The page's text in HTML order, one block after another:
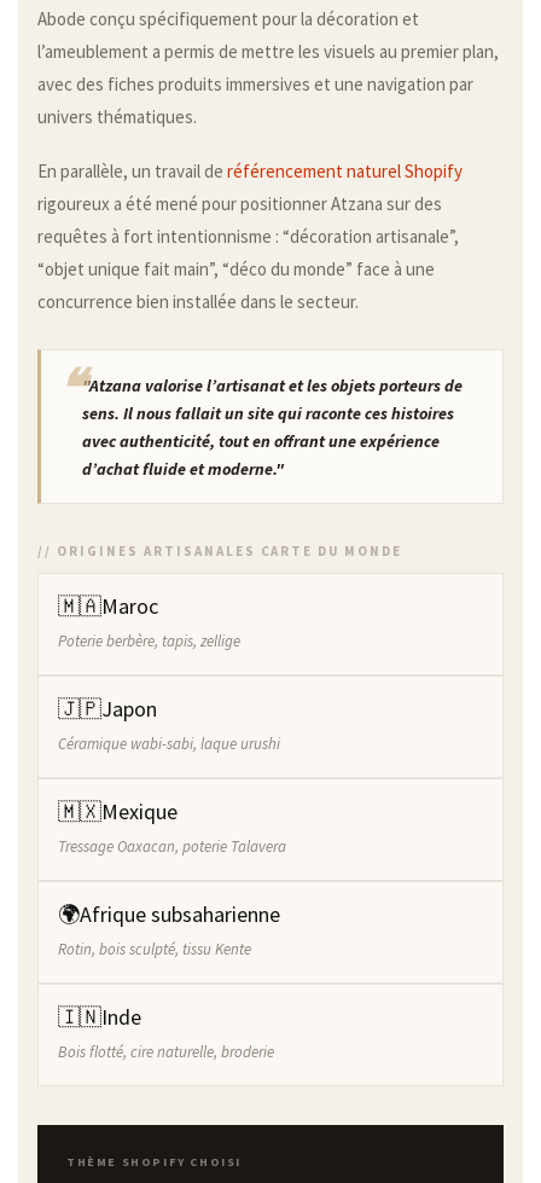
Abode conçu spécifiquement pour la décoration et
l’ameublement a permis de mettre les visuels au premier plan,
avec des fiches produits immersives et une navigation par
univers thématiques.
En parallèle, un travail de référencement naturel Shopify
rigoureux a été mené pour positionner Atzana sur des
requêtes à fort intentionnisme : “décoration artisanale”,
“objet unique fait main”, “déco du monde” face à une
concurrence bien installée dans le secteur.
"Atzana valorise l’artisanat et les objets porteurs de
sens. Il nous fallait un site qui raconte ces histoires
avec authenticité, tout en offrant une expérience
d’achat fluide et moderne."
// ORIGINES ARTISANALES CARTE DU MONDE
🇲🇦Maroc
Poterie berbère, tapis, zellige
🇯🇵Japon
Céramique wabi-sabi, laque urushi
🇲🇽Mexique
Tressage Oaxacan, poterie Talavera
🌍Afrique subsaharienne
Rotin, bois sculpté, tissu Kente
🇮🇳Inde
Bois flotté, cire naturelle, broderie
THÈME SHOPIFY CHOISI